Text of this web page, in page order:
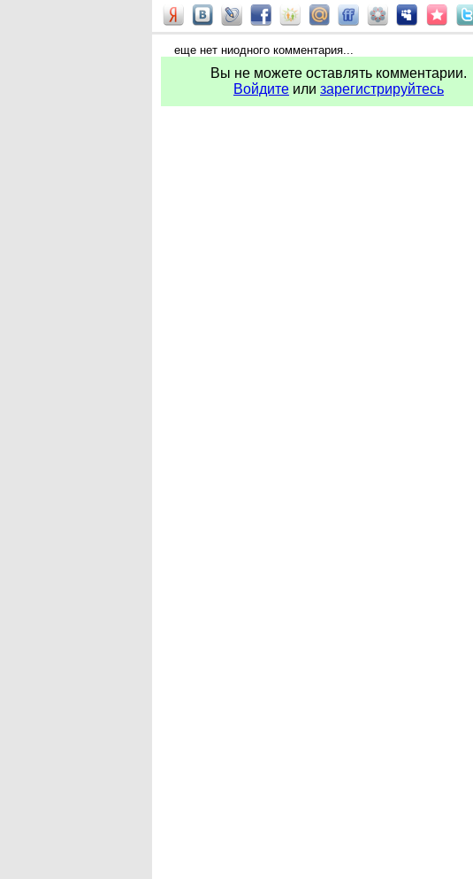
еще нет ниодного комментария...
Вы не можете оставлять комментарии.
Войдите или зарегистрируйтесь